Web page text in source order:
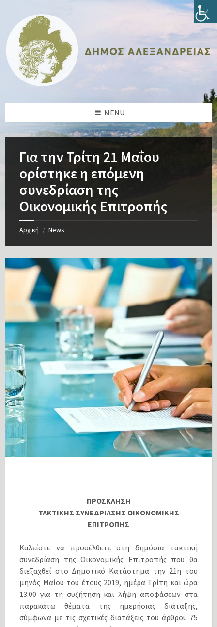
content
sidebar
sidebar
footer
MENU
Για την Τρίτη 21 Μαΐου
ορίστηκε η επόμενη
συνεδρίαση της
Οικονομικής Επιτροπής
Αρχική / News
ΠΡΟΣΚΛΗΣΗ
ΤΑΚΤΙΚΗΣ ΣΥΝΕΔΡΙΑΣΗΣ ΟΙΚΟΝΟΜΙΚΗΣ
ΕΠΙΤΡΟΠΗΣ
Καλείστε να προσέλθετε στη δημόσια τακτική
συνεδρίαση της Οικονομικής Επιτροπής που θα
διεξαχθεί στο Δημοτικό Κατάστημα την 21η του
μηνός Μαίου του έτους 2019, ημέρα Τρίτη και ώρα
13:00 για τη συζήτηση και λήψη αποφάσεων στα
παρακάτω θέματα της ημερήσιας διάταξης,
σύμφωνα με τις σχετικές διατάξεις του άρθρου 75